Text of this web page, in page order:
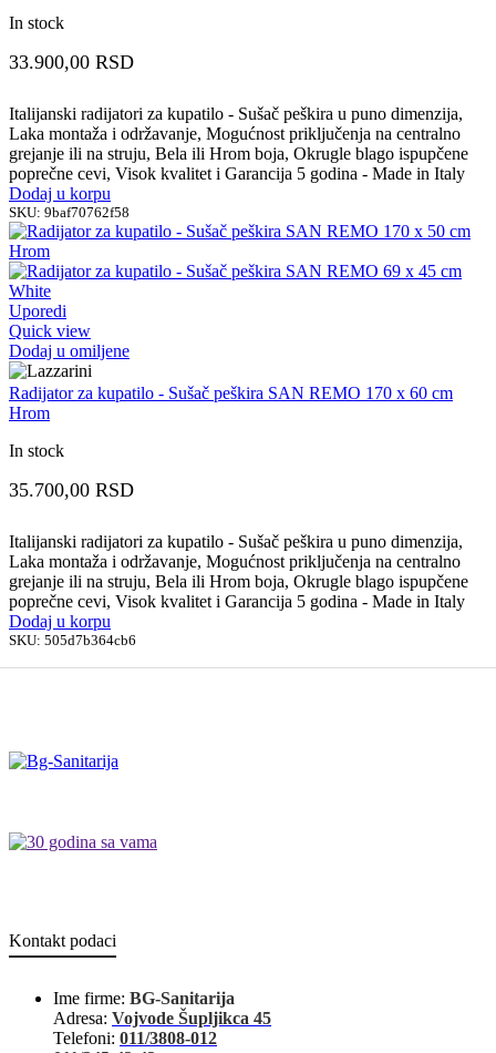
In stock
33.900,00 RSD
Italijanski radijatori za kupatilo - Sušač peškira u puno dimenzija,
Laka montaža i održavanje, Mogućnost priključenja na centralno
grejanje ili na struju, Bela ili Hrom boja, Okrugle blago ispupčene
poprečne cevi, Visok kvalitet i Garancija 5 godina - Made in Italy
Dodaj u korpu
SKU: 9baf70762f58
Uporedi
Quick view
Dodaj u omiljene
Radijator za kupatilo - Sušač peškira SAN REMO 170 x 60 cm
Hrom
In stock
35.700,00 RSD
Italijanski radijatori za kupatilo - Sušač peškira u puno dimenzija,
Laka montaža i održavanje, Mogućnost priključenja na centralno
grejanje ili na struju, Bela ili Hrom boja, Okrugle blago ispupčene
poprečne cevi, Visok kvalitet i Garancija 5 godina - Made in Italy
Dodaj u korpu
SKU: 505d7b364cb6
Kontakt podaci
Ime firme: BG-Sanitarija
Adresa: Vojvode Šupljikca 45
Telefoni: 011/3808-012